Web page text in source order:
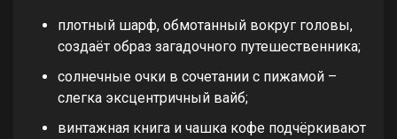
плотный шарф, обмотанный вокруг головы,
создаёт образ загадочного путешественника;
солнечные очки в сочетании с пижамой –
слегка эксцентричный вайб;
винтажная книга и чашка кофе подчёркивают